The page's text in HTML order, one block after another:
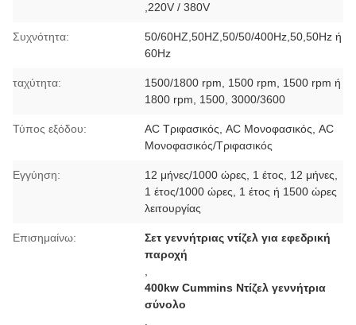
,220V / 380V
Συχνότητα:
50/60HZ,50HZ,50/50/400Hz,50,50Hz ή
60Hz
ταχύτητα:
1500/1800 rpm, 1500 rpm, 1500 rpm ή
1800 rpm, 1500, 3000/3600
Τύπος εξόδου:
AC Τριφασικός, AC Μονοφασικός, AC
Μονοφασικός/Τριφασικός
Εγγύηση:
12 μήνες/1000 ώρες, 1 έτος, 12 μήνες,
1 έτος/1000 ώρες, 1 έτος ή 1500 ώρες
λειτουργίας
Επισημαίνω:
Σετ γεννήτριας ντίζελ για εφεδρική
παροχή
400kw Cummins Ντίζελ γεννήτρια
σύνολο